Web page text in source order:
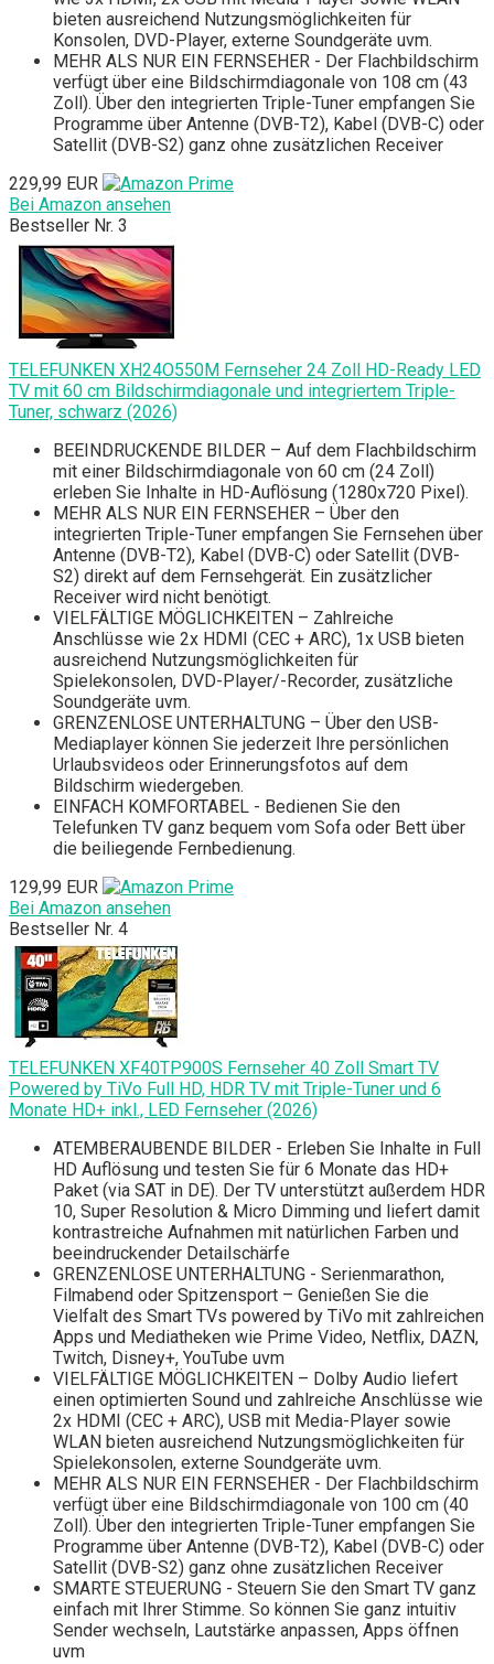
bieten ausreichend Nutzungsmöglichkeiten für
Konsolen, DVD-Player, externe Soundgeräte uvm.
MEHR ALS NUR EIN FERNSEHER - Der Flachbildschirm
verfügt über eine Bildschirmdiagonale von 108 cm (43
Zoll). Über den integrierten Triple-Tuner empfangen Sie
Programme über Antenne (DVB-T2), Kabel (DVB-C) oder
Satellit (DVB-S2) ganz ohne zusätzlichen Receiver
229,99 EUR
Bei Amazon ansehen
Bestseller Nr. 3
TELEFUNKEN XH24O550M Fernseher 24 Zoll HD-Ready LED
TV mit 60 cm Bildschirmdiagonale und integriertem Triple-
Tuner, schwarz (2026)
BEEINDRUCKENDE BILDER – Auf dem Flachbildschirm
mit einer Bildschirmdiagonale von 60 cm (24 Zoll)
erleben Sie Inhalte in HD-Auflösung (1280x720 Pixel).
MEHR ALS NUR EIN FERNSEHER – Über den
integrierten Triple-Tuner empfangen Sie Fernsehen über
Antenne (DVB-T2), Kabel (DVB-C) oder Satellit (DVB-
S2) direkt auf dem Fernsehgerät. Ein zusätzlicher
Receiver wird nicht benötigt.
VIELFÄLTIGE MÖGLICHKEITEN – Zahlreiche
Anschlüsse wie 2x HDMI (CEC + ARC), 1x USB bieten
ausreichend Nutzungsmöglichkeiten für
Spielekonsolen, DVD-Player/-Recorder, zusätzliche
Soundgeräte uvm.
GRENZENLOSE UNTERHALTUNG – Über den USB-
Mediaplayer können Sie jederzeit Ihre persönlichen
Urlaubsvideos oder Erinnerungsfotos auf dem
Bildschirm wiedergeben.
EINFACH KOMFORTABEL - Bedienen Sie den
Telefunken TV ganz bequem vom Sofa oder Bett über
die beiliegende Fernbedienung.
129,99 EUR
Bei Amazon ansehen
Bestseller Nr. 4
TELEFUNKEN XF40TP900S Fernseher 40 Zoll Smart TV
Powered by TiVo Full HD, HDR TV mit Triple-Tuner und 6
Monate HD+ inkl., LED Fernseher (2026)
ATEMBERAUBENDE BILDER - Erleben Sie Inhalte in Full
HD Auflösung und testen Sie für 6 Monate das HD+
Paket (via SAT in DE). Der TV unterstützt außerdem HDR
10, Super Resolution & Micro Dimming und liefert damit
kontrastreiche Aufnahmen mit natürlichen Farben und
beeindruckender Detailschärfe
GRENZENLOSE UNTERHALTUNG - Serienmarathon,
Filmabend oder Spitzensport – Genießen Sie die
Vielfalt des Smart TVs powered by TiVo mit zahlreichen
Apps und Mediatheken wie Prime Video, Netflix, DAZN,
Twitch, Disney+, YouTube uvm
VIELFÄLTIGE MÖGLICHKEITEN – Dolby Audio liefert
einen optimierten Sound und zahlreiche Anschlüsse wie
2x HDMI (CEC + ARC), USB mit Media-Player sowie
WLAN bieten ausreichend Nutzungsmöglichkeiten für
Spielekonsolen, externe Soundgeräte uvm.
MEHR ALS NUR EIN FERNSEHER - Der Flachbildschirm
verfügt über eine Bildschirmdiagonale von 100 cm (40
Zoll). Über den integrierten Triple-Tuner empfangen Sie
Programme über Antenne (DVB-T2), Kabel (DVB-C) oder
Satellit (DVB-S2) ganz ohne zusätzlichen Receiver
SMARTE STEUERUNG - Steuern Sie den Smart TV ganz
einfach mit Ihrer Stimme. So können Sie ganz intuitiv
Sender wechseln, Lautstärke anpassen, Apps öffnen
uvm